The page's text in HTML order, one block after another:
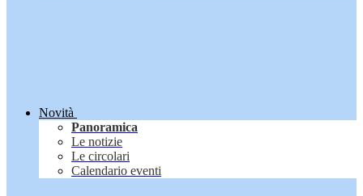
Novità
Panoramica
Le notizie
Le circolari
Calendario eventi